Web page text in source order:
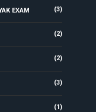
EXAM (3)
(2)
(2)
(3)
(1)